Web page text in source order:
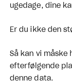
ugedage, dine
Er du ikke den
Så kan vi
efterfølgende
denne data.